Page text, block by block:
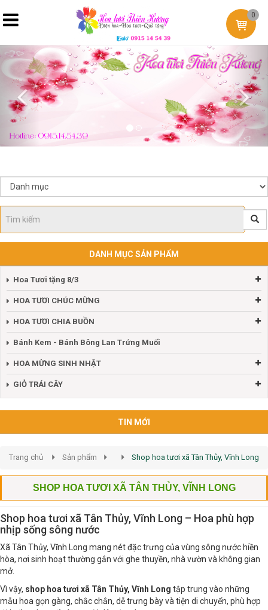
0
Previous
DANH MỤC SẢN PHẨM
Hoa Tươi tặng 8/3
HOA TƯƠI CHÚC MỪNG
HOA TƯƠI CHIA BUỒN
Bánh Kem - Bánh Bông Lan Trứng Muối
HOA MỪNG SINH NHẬT
GIỎ TRÁI CÂY
TIN MỚI
Trang chủ Sản phẩm Shop hoa tươi xã Tân Thủy, Vĩnh Long
SHOP HOA TƯƠI XÃ TÂN THỦY, VĨNH LONG
Shop hoa tươi xã Tân Thủy, Vĩnh Long – Hoa phù hợp
nhịp sống sông nước
Xã Tân Thủy, Vĩnh Long mang nét đặc trưng của vùng sông nước hiền
hòa, nơi sinh hoạt thường gắn với ghe thuyền, nhà vườn và không gian
mở.
Vì vậy, shop hoa tươi xã Tân Thủy, Vĩnh Long tập trung vào những
mẫu hoa gọn gàng, chắc chắn, dễ trưng bày và tiện di chuyển, phù hợp